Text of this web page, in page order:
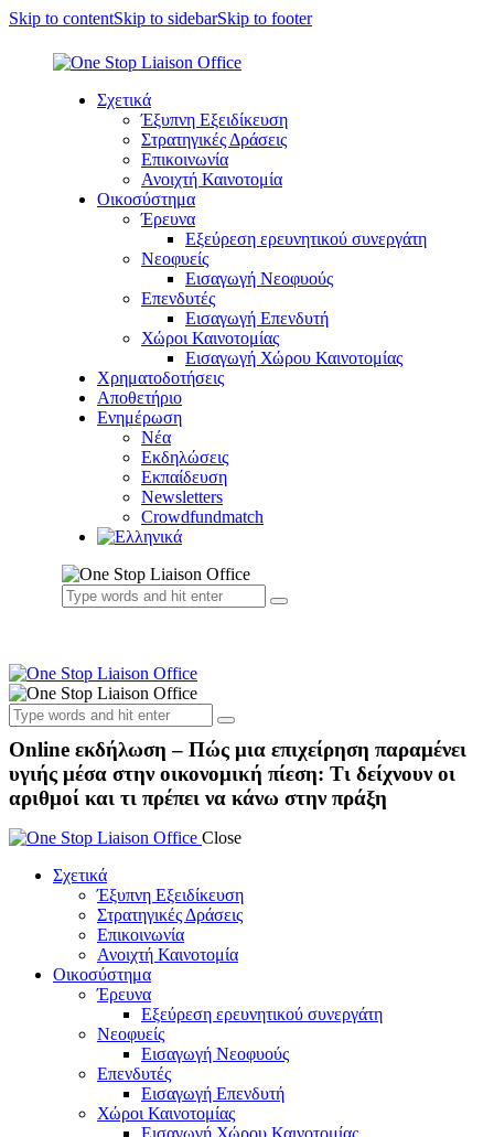
Skip to contentSkip to sidebarSkip to footer
Σχετικά
Έξυπνη Εξειδίκευση
Στρατηγικές Δράσεις
Επικοινωνία
Ανοιχτή Καινοτομία
Οικοσύστημα
Έρευνα
Εξεύρεση ερευνητικού συνεργάτη
Νεοφυείς
Εισαγωγή Νεοφυούς
Επενδυτές
Εισαγωγή Επενδυτή
Χώροι Καινοτομίας
Εισαγωγή Χώρου Καινοτομίας
Χρηματοδοτήσεις
Αποθετήριο
Ενημέρωση
Νέα
Εκδηλώσεις
Εκπαίδευση
Newsletters
Crowdfundmatch
Online εκδήλωση – Πώς μια επιχείρηση παραμένει
υγιής μέσα στην οικονομική πίεση: Τι δείχνουν οι
αριθμοί και τι πρέπει να κάνω στην πράξη
Close
Σχετικά
Έξυπνη Εξειδίκευση
Στρατηγικές Δράσεις
Επικοινωνία
Ανοιχτή Καινοτομία
Οικοσύστημα
Έρευνα
Εξεύρεση ερευνητικού συνεργάτη
Νεοφυείς
Εισαγωγή Νεοφυούς
Επενδυτές
Εισαγωγή Επενδυτή
Χώροι Καινοτομίας
Εισαγωγή Χώρου Καινοτομίας